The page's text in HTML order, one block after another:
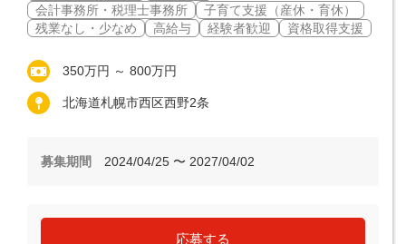
会計事務所・税理士事務所
子育て支援（産休・育休）
残業なし・少なめ
高給与 経験者歓迎 資格取得支援
350万円 ～ 800万円
北海道札幌市西区西野2条
募集期間 2024/04/25 〜 2027/04/02
応募する